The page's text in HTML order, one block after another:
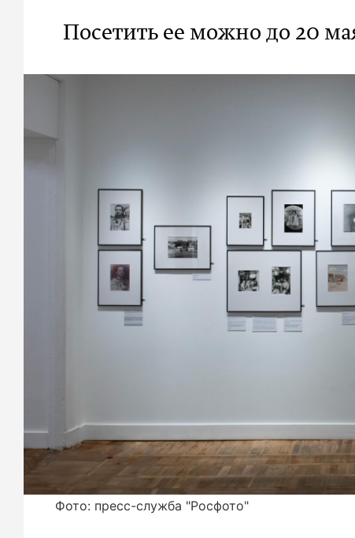
Посетить ее можно до 20
Фото: пресс-служба "Росфото"